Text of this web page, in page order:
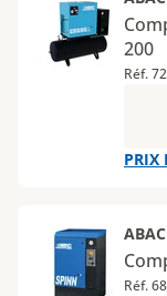
200
Réf.
PRIX
ABAC
Réf.